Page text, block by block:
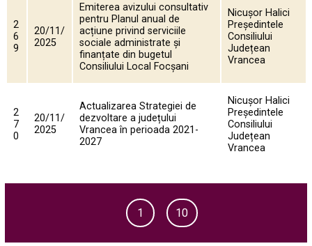
2
6
9
20/11/
2025
Emiterea avizului consultativ
pentru Planul anual de
acțiune privind serviciile
sociale administrate și
finanțate din bugetul
Consiliului Local Focșani
Nicușor Halici
Președintele
Consiliului
Județean
Vrancea
2
7
0
20/11/
2025
Actualizarea Strategiei de
dezvoltare a județului
Vrancea în perioada 2021-
2027
Nicușor Halici
Președintele
Consiliului
Județean
Vrancea
1 10